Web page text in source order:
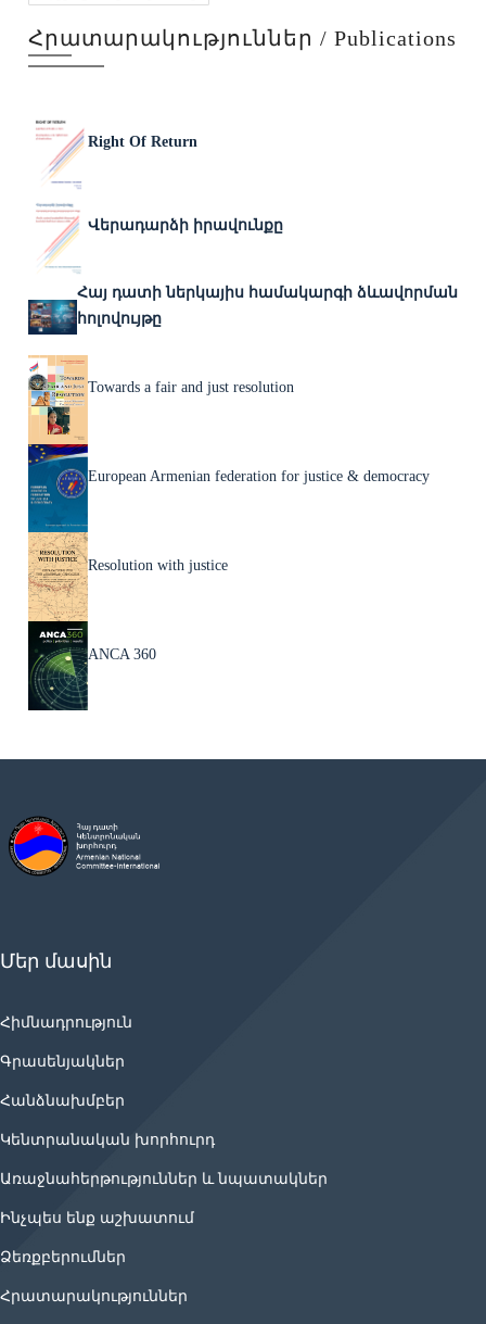
Հրատարակություններ / Publications
Right Of Return
Վերադարձի իրավունքը
Հայ դատի ներկայիս համակարգի ձևավորման
հոլովույթը
Towards a fair and just resolution
European Armenian federation for justice & democracy
Resolution with justice
ANCA 360
Մեր մասին
Հիմնադրություն
Գրասենյակներ
Հանձնախմբեր
Կենտրանական խորհուրդ
Առաջնահերթություններ և նպատակներ
Ինչպես ենք աշխատում
Ձեռքբերումներ
Հրատարակություններ